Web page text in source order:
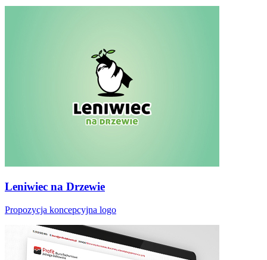
Leniwiec na Drzewie
Propozycja koncepcyjna logo